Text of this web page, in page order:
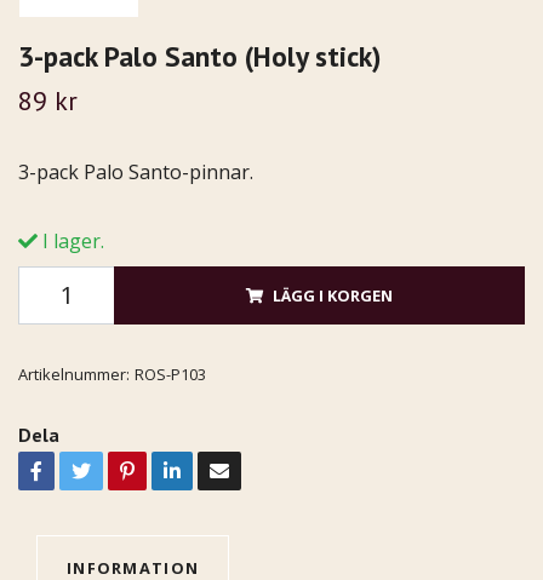
3-pack Palo Santo (Holy stick)
89 kr
3-pack Palo Santo-pinnar.
I lager.
LÄGG I KORGEN
Artikelnummer: ROS-P103
Dela
INFORMATION